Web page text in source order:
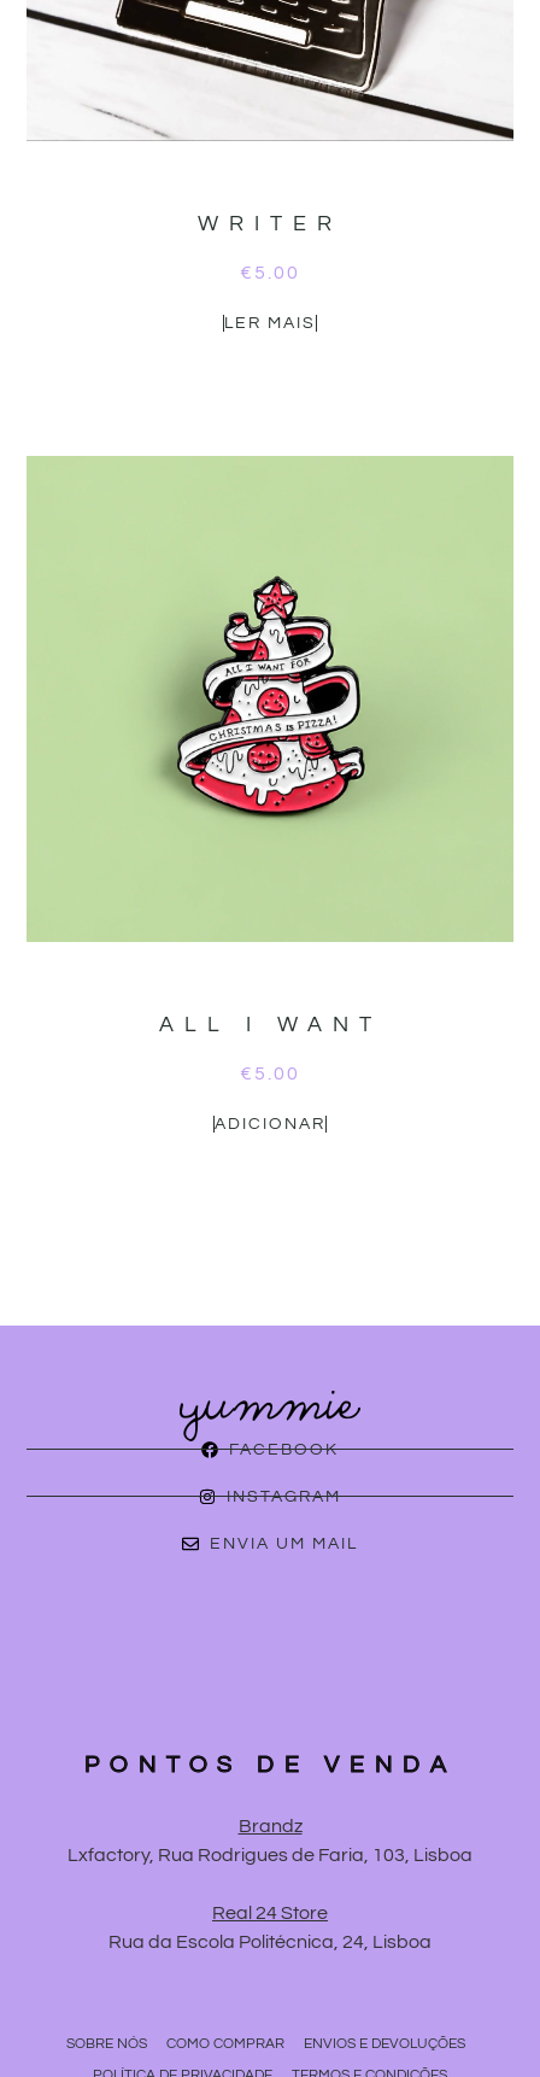
WRITER
€ 5.00
LER MAIS
ALL I WANT
€ 5.00
ADICIONAR
FACEBOOK
INSTAGRAM
ENVIA UM MAIL
PONTOS DE VENDA
Brandz
Lxfactory, Rua Rodrigues de Faria, 103, Lisboa
Real 24 Store
Rua da Escola Politécnica, 24, Lisboa
SOBRE NÓS COMO COMPRAR
ENVIOS E DEVOLUÇÕES